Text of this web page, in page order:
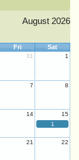
August 2026
Fri Sat
31 1
7 8
14
15
1
21
22